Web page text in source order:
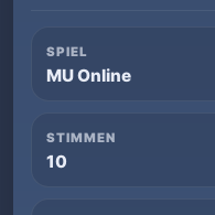
SPIEL
MU Online
STIMMEN
10